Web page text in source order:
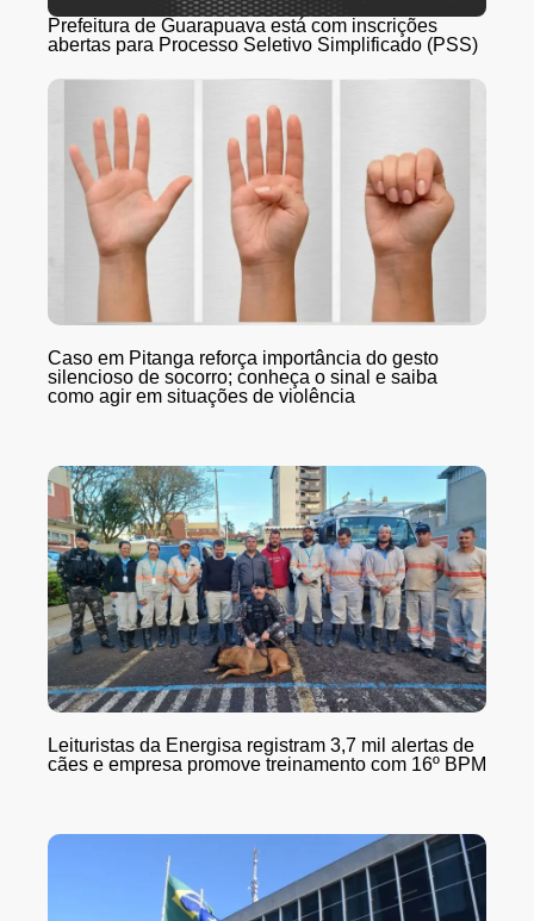
Prefeitura de Guarapuava está com inscrições
abertas para Processo Seletivo Simplificado (PSS)
Caso em Pitanga reforça importância do gesto
silencioso de socorro; conheça o sinal e saiba
como agir em situações de violência
Leituristas da Energisa registram 3,7 mil alertas de
cães e empresa promove treinamento com 16º BPM